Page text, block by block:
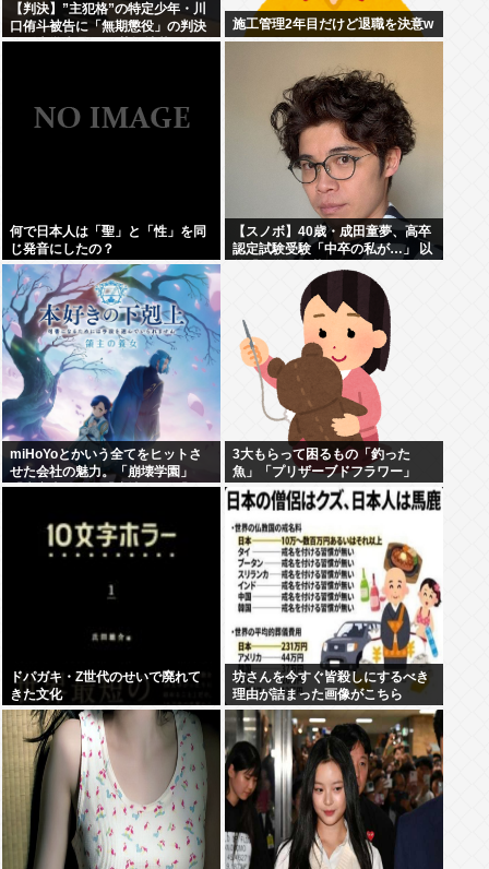
【判決】”主犯格”の特定少年・川
口侑斗被告に「無期懲役」の判決
江別大学生暴行死 札幌地裁
施工管理2年目だけど退職を決意w
何で日本人は「聖」と「性」を同
じ発音にしたの？
【スノボ】40歳・成田童夢、高卒
認定試験受験「中卒の私が…」 以
前「数学だけ落ちました」もAI採
miHoYoとかいう全てをヒットさ
せた会社の魅力。「崩壊学園」
「未定事件簿」「崩壊3rd」「原
ゼロ」
3大もらって困るもの「釣った
魚」「プリザーブドフラワー」
ドパガキ・Z世代のせいで廃れて
きた文化
坊さんを今すぐ皆殺しにするべき
理由が詰まった画像がこちら